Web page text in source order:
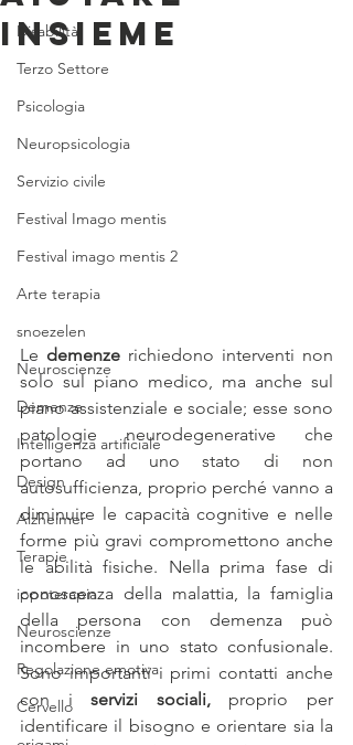
Disabilità
Terzo Settore
Psicologia
Neuropsicologia
Servizio civile
Festival Imago mentis
Festival imago mentis 2
Arte terapia
snoezelen
Neuroscienze
Demenze
Intelligenza artificiale
Design
Alzheimer
Terapie
ippoterapia
Neuroscienze
Regolazione emotiva
Cervello
insieme
Le demenze richiedono interventi non
solo sul piano medico, ma anche sul
piano assistenziale e sociale; esse sono
patologie neurodegenerative che
portano ad uno stato di non
autosufficienza, proprio perché vanno a
diminuire le capacità cognitive e nelle
forme più gravi compromettono anche
le abilità fisiche. Nella prima fase di
conoscenza della malattia, la famiglia
della persona con demenza può
incombere in uno stato confusionale.
Sono importanti i primi contatti anche
con i servizi sociali, proprio per
identificare il bisogno e orientare sia la